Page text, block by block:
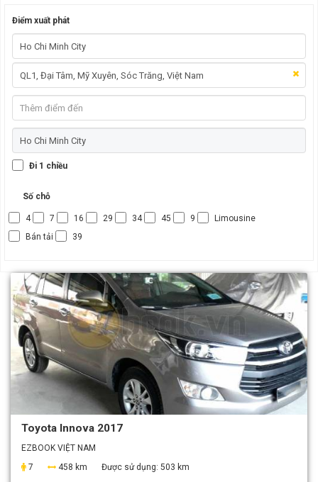
Điểm xuất phát
Đi 1 chiều
Số chỗ
4 7 16 29 34 45 9
Limousine
Bán tải
39
Toyota Innova 2017
EZBOOK VIỆT NAM
7
458 km Được sử dụng: 503 km